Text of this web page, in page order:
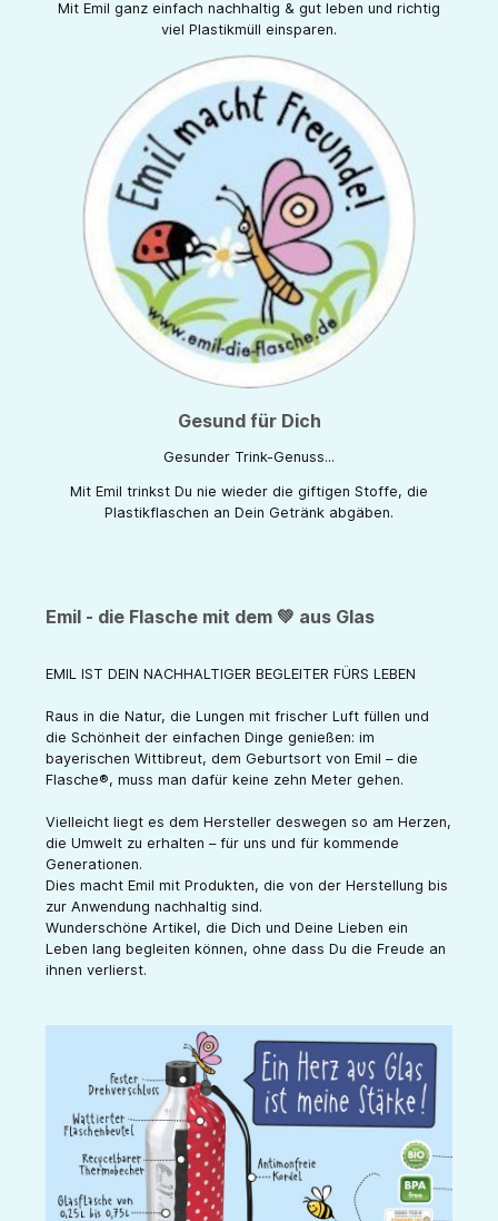
Mit Emil ganz einfach nachhaltig & gut leben und richtig
viel Plastikmüll einsparen.
Gesund für Dich
Gesunder Trink-Genuss...
Mit Emil trinkst Du nie wieder die giftigen Stoffe, die
Plastikflaschen an Dein Getränk abgäben.
Emil - die Flasche mit dem 💚 aus Glas
EMIL IST DEIN NACHHALTIGER BEGLEITER FÜRS LEBEN
Raus in die Natur, die Lungen mit frischer Luft füllen und
die Schönheit der einfachen Dinge genießen: im
bayerischen Wittibreut, dem Geburtsort von Emil – die
Flasche®, muss man dafür keine zehn Meter gehen.
Vielleicht liegt es dem Hersteller deswegen so am Herzen,
die Umwelt zu erhalten – für uns und für kommende
Generationen.
Dies macht Emil mit Produkten, die von der Herstellung bis
zur Anwendung nachhaltig sind.
Wunderschöne Artikel, die Dich und Deine Lieben ein
Leben lang begleiten können, ohne dass Du die Freude an
ihnen verlierst.